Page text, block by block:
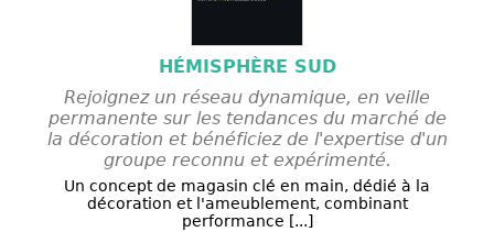
HÉMISPHÈRE SUD
Rejoignez un réseau dynamique, en veille
permanente sur les tendances du marché de
la décoration et bénéficiez de l'expertise d'un
groupe reconnu et expérimenté.
Un concept de magasin clé en main, dédié à la
décoration et l'ameublement, combinant
performance [...]